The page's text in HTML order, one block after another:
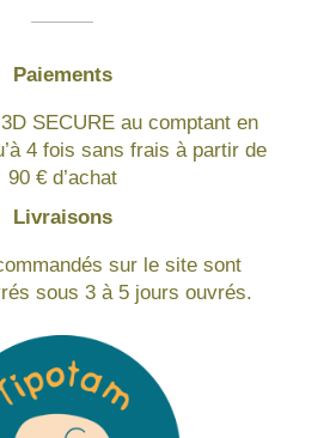
Paiements
SECURE au comptant en
4 fois sans frais à partir de
90 € d’achat
Livraisons
sur le site sont
sous 3 à 5 jours ouvrés.